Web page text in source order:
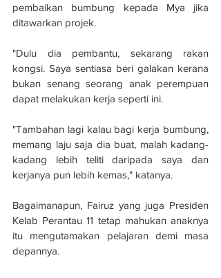
pembaikan bumbung kepada Mya jika
ditawarkan projek.
"Dulu dia pembantu, sekarang rakan
kongsi. Saya sentiasa beri galakan kerana
bukan senang seorang anak perempuan
dapat melakukan kerja seperti ini.
"Tambahan lagi kalau bagi kerja bumbung,
memang laju saja dia buat, malah kadang-
kadang lebih teliti daripada saya dan
kerjanya pun lebih kemas," katanya.
Bagaimanapun, Fairuz yang juga Presiden
Kelab Perantau 11 tetap mahukan anaknya
itu mengutamakan pelajaran demi masa
depannya.